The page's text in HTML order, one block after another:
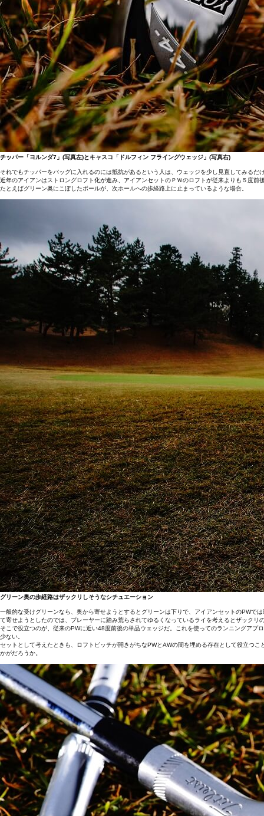
チッパー「ヨルンダ7」(写真左)とキャスコ「ドルフィン フライングウェッジ」(写真右)
それでもチッパーをバッグに入れるのには抵抗があるという人は、ウェッジを少し見直してみる
近年のアイアンはストロングロフト化が進み、アイアンセットのＰＷのロフトが従来よりも５度
たとえばグリーン奥にこぼしたボールが、次ホールへの歩経路上に止まっているような場合。
グリーン奥の歩経路はザックリしそうなシチュエーション
一般的な受けグリーンなら、奥から寄せようとするとグリーンは下りで、アイアンセットのPW
て寄せようとしたのでは、プレーヤーに踏み荒らされてゆるくなっているライを考えるとザックリ
そこで役立つのが、従来のPWに近い48度前後の単品ウェッジだ。これを使ってのランニングア
少ない。
セットとして考えたときも、ロフトピッチが開きがちなPWとAWの間を埋める存在として役立つ
かがだろうか。